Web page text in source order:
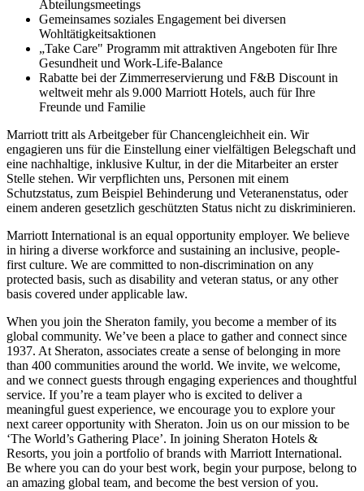
Abteilungsmeetings
Gemeinsames soziales Engagement bei diversen
Wohltätigkeitsaktionen
„Take Care" Programm mit attraktiven Angeboten für Ihre
Gesundheit und Work-Life-Balance
Rabatte bei der Zimmerreservierung und F&B Discount in
weltweit mehr als 9.000 Marriott Hotels, auch für Ihre
Freunde und Familie
Marriott tritt als Arbeitgeber für Chancengleichheit ein. Wir
engagieren uns für die Einstellung einer vielfältigen Belegschaft und
eine nachhaltige, inklusive Kultur, in der die Mitarbeiter an erster
Stelle stehen. Wir verpflichten uns, Personen mit einem
Schutzstatus, zum Beispiel Behinderung und Veteranenstatus, oder
einem anderen gesetzlich geschützten Status nicht zu diskriminieren.
Marriott International is an equal opportunity employer. We believe
in hiring a diverse workforce and sustaining an inclusive, people-
first culture. We are committed to non-discrimination on any
protected basis, such as disability and veteran status, or any other
basis covered under applicable law.
When you join the Sheraton family, you become a member of its
global community. We’ve been a place to gather and connect since
1937. At Sheraton, associates create a sense of belonging in more
than 400 communities around the world. We invite, we welcome,
and we connect guests through engaging experiences and thoughtful
service. If you’re a team player who is excited to deliver a
meaningful guest experience, we encourage you to explore your
next career opportunity with Sheraton. Join us on our mission to be
‘The World’s Gathering Place’. In joining Sheraton Hotels &
Resorts, you join a portfolio of brands with Marriott International.
Be where you can do your best work, begin your purpose, belong to
an amazing global team, and become the best version of you.